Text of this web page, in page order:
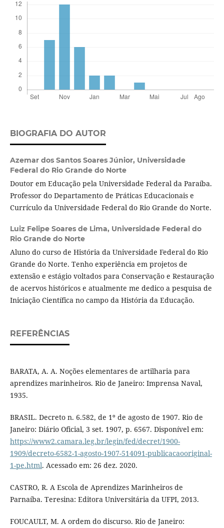
BIOGRAFIA DO AUTOR
Azemar dos Santos Soares Júnior, Universidade
Federal do Rio Grande do Norte
Doutor em Educação pela Universidade Federal da Paraíba.
Professor do Departamento de Práticas Educacionais e
Currículo da Universidade Federal do Rio Grande do Norte.
Luiz Felipe Soares de Lima, Universidade Federal do
Rio Grande do Norte
Aluno do curso de História da Universidade Federal do Rio
Grande do Norte. Tenho experiência em projetos de
extensão e estágio voltados para Conservação e Restauração
de acervos históricos e atualmente me dedico a pesquisa de
Iniciação Científica no campo da História da Educação.
REFERÊNCIAS
BARATA, A. A. Noções elementares de artilharia para
aprendizes marinheiros. Rio de Janeiro: Imprensa Naval,
1935.
BRASIL. Decreto n. 6.582, de 1º de agosto de 1907. Rio de
Janeiro: Diário Oficial, 3 set. 1907, p. 6567. Disponível em:
https://www2.camara.leg.br/legin/fed/decret/1900-
1909/decreto-6582-1-agosto-1907-514091-publicacaooriginal-
1-pe.html. Acessado em: 26 dez. 2020.
CASTRO, R. A Escola de Aprendizes Marinheiros de
Parnaíba. Teresina: Editora Universitária da UFPI, 2013.
FOUCAULT, M. A ordem do discurso. Rio de Janeiro: